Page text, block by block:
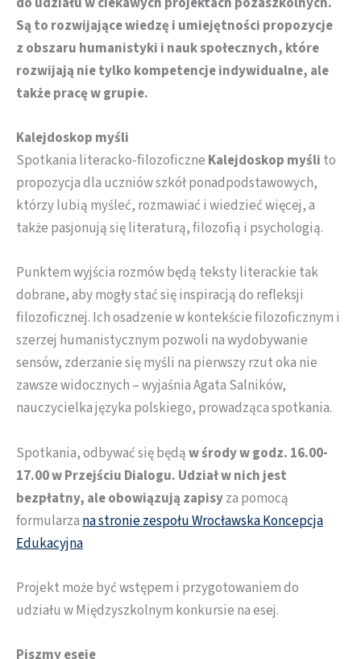
Są to rozwijające wiedzę i umiejętności propozycje
z obszaru humanistyki i nauk społecznych, które
rozwijają nie tylko kompetencje indywidualne, ale
także pracę w grupie.
Kalejdoskop myśli
Spotkania literacko-filozoficzne Kalejdoskop myśli to
propozycja dla uczniów szkół ponadpodstawowych,
którzy lubią myśleć, rozmawiać i wiedzieć więcej, a
także pasjonują się literaturą, filozofią i psychologią.
Punktem wyjścia rozmów będą teksty literackie tak
dobrane, aby mogły stać się inspiracją do refleksji
filozoficznej. Ich osadzenie w kontekście filozoficznym i
szerzej humanistycznym pozwoli na wydobywanie
sensów, zderzanie się myśli na pierwszy rzut oka nie
zawsze widocznych – wyjaśnia Agata Salników,
nauczycielka języka polskiego, prowadząca spotkania.
Spotkania, odbywać się będąw środy w godz. 16.00-
17.00 w Przejściu Dialogu. Udział w nich jest
bezpłatny, ale obowiązują zapisyza pomocą
formularza na stronie zespołu Wrocławska Koncepcja
Edukacyjna
Projekt może być wstępem i przygotowaniem do
udziału w Międzyszkolnym konkursie na esej.
Piszmy eseje